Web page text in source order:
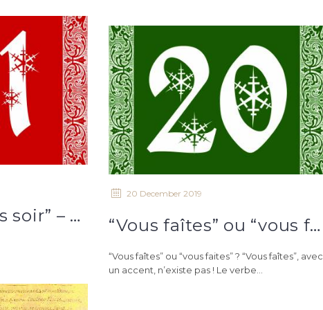
“Tous les lundis soir” – Calendrier orthographique du 21 décembre
20 December 2019
“Vous faîtes” ou “vous faites” ? – Calendrier de l’avent orthographique du 20 décembre
“Vous faîtes” ou “vous faites” ? “Vous faîtes”, avec
un accent, n’existe pas ! Le verbe...